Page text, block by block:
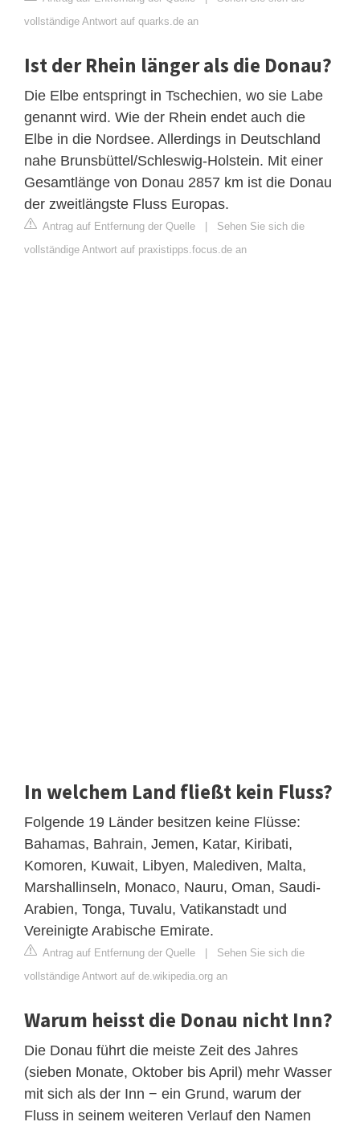
vollständige Antwort auf quarks.de an
Ist der Rhein länger als die Donau?
Die Elbe entspringt in Tschechien, wo sie Labe
genannt wird. Wie der Rhein endet auch die
Elbe in die Nordsee. Allerdings in Deutschland
nahe Brunsbüttel/Schleswig-Holstein. Mit einer
Gesamtlänge von Donau 2857 km ist die Donau
der zweitlängste Fluss Europas.
Antrag auf Entfernung der Quelle | Sehen Sie sich die
vollständige Antwort auf praxistipps.focus.de an
In welchem Land fließt kein Fluss?
Folgende 19 Länder besitzen keine Flüsse:
Bahamas, Bahrain, Jemen, Katar, Kiribati,
Komoren, Kuwait, Libyen, Malediven, Malta,
Marshallinseln, Monaco, Nauru, Oman, Saudi-
Arabien, Tonga, Tuvalu, Vatikanstadt und
Vereinigte Arabische Emirate.
Antrag auf Entfernung der Quelle | Sehen Sie sich die
vollständige Antwort auf de.wikipedia.org an
Warum heisst die Donau nicht Inn?
Die Donau führt die meiste Zeit des Jahres
(sieben Monate, Oktober bis April) mehr Wasser
mit sich als der Inn − ein Grund, warum der
Fluss in seinem weiteren Verlauf den Namen